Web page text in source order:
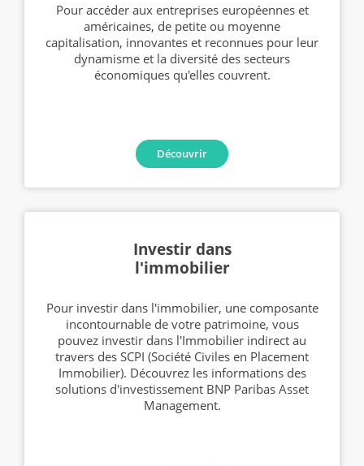
Pour accéder aux entreprises européennes et
américaines, de petite ou moyenne
capitalisation, innovantes et reconnues pour leur
dynamisme et la diversité des secteurs
économiques qu'elles couvrent.
Découvrir
Investir dans
l'immobilier
Pour investir dans l'immobilier, une composante
incontournable de votre patrimoine, vous
pouvez investir dans l'Immobilier indirect au
travers des SCPI (Société Civiles en Placement
Immobilier). Découvrez les informations des
solutions d'investissement BNP Paribas Asset
Management.